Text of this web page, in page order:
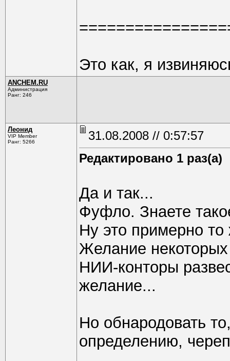
Это как, я
ANCHEM.RU
Администрация
Ранг: 246
Леонид
VIP Member
Ранг: 5266
31.08.2008 // 0:57:57
Редактировано 1 раз(а)
Да и так...
Фуфло. Знаете
Ну это примерно
Желание
НИИ-конторы
желание...
Но обнародовать
определению,